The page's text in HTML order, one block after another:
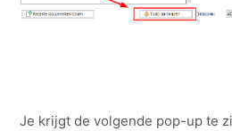
Je krijgt de volgende pop-up te